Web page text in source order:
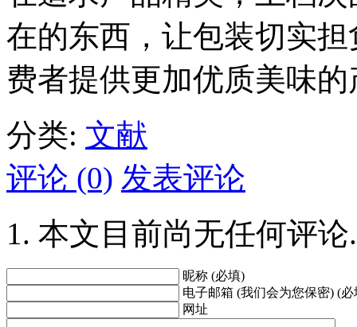
在的东西，让包装切实
费者提供更加优质美味的
分类: 文献
评论 (0) 发表评论
本文目前尚无任何评论.
昵称 (必填)
电子邮箱 (我们会为您保密) (必
网址